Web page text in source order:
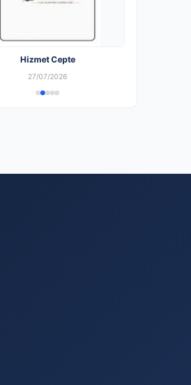
Bir Şehir
Hizmet Cepte
27/07/2026